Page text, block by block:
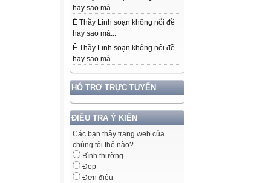
hay sao mà...
Ê Thầy Linh soạn không nổi đề
hay sao mà...
Ê Thầy Linh soạn không nổi đề
hay sao mà...
HỖ TRỢ TRỰC TUYẾN
ĐIỀU TRA Ý KIẾN
Các bạn thầy trang web của
chúng tôi thế nào?
Bình thường
Đẹp
Đơn điệu